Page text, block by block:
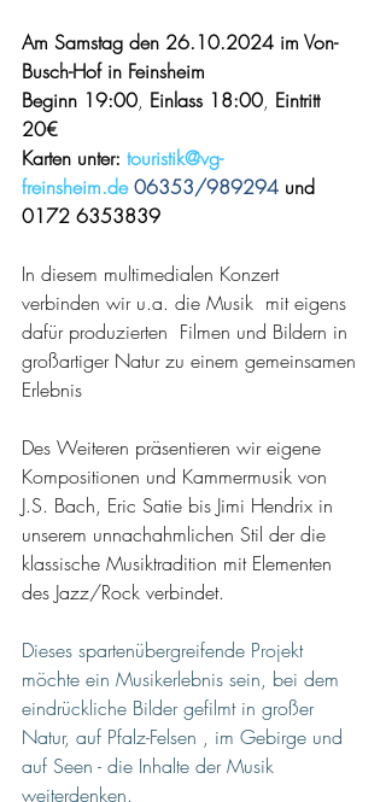
Am Samstag den 26.10.2024 im Von-
Busch-Hof in Feinsheim
Beginn 19:00, Einlass 18:00, Eintritt
20€
Karten unter: touristik@vg-
freinsheim.de 06353/989294 und
0172 6353839
In diesem multimedialen Konzert
verbinden wir u.a. die Musik  mit eigens
dafür produzierten  Filmen und Bildern in
großartiger Natur zu einem gemeinsamen
Erlebnis
Des Weiteren präsentieren wir eigene
Kompositionen und Kammermusik von
J.S. Bach, Eric Satie bis Jimi Hendrix in
unserem unnachahmlichen Stil der die
klassische Musiktradition mit Elementen
des Jazz/Rock verbindet.
Dieses spartenübergreifende Projekt
möchte ein Musikerlebnis sein, bei dem
eindrückliche Bilder gefilmt in großer
Natur, auf Pfalz-Felsen , im Gebirge und
auf Seen - die Inhalte der Musik
weiterdenken.